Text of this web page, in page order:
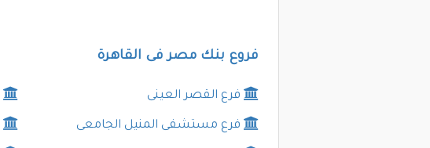
فروع بنك مصر فى القاهرة
فرع القصر العينى
فرع مستشفى المنيل الجامعى